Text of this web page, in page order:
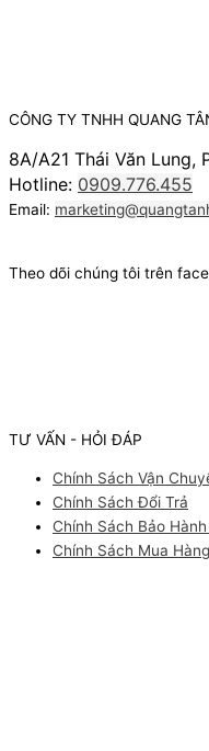
CÔNG TY TNHH QUANG
8A/A21 Thái Văn Lung,
Hotline: 0909.776.455
Email:
Theo dõi chúng tôi trên
TƯ VẤN - HỎI ĐÁP
Chính Sách Vận
Chính Sách Đổi Trả
Chính Sách Bảo
Chính Sách Mua Hàng